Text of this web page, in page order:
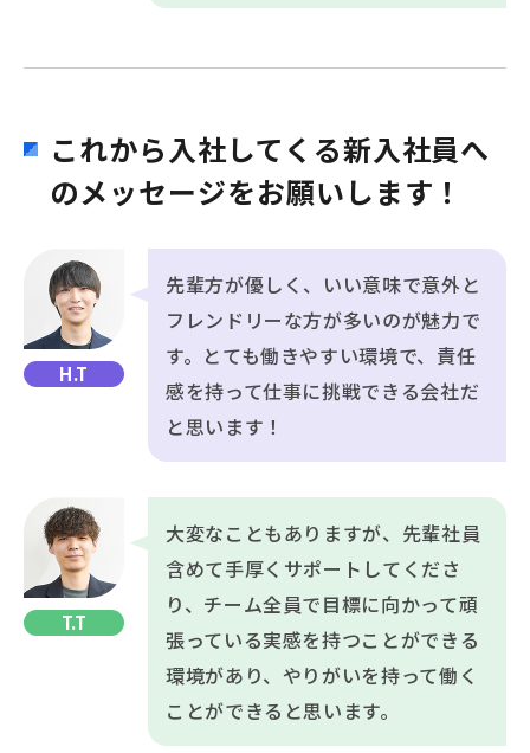
これから入社してくる新入社員へ
のメッセージをお願いします！
H.T
先輩方が優しく、いい意味で意外と
フレンドリーな方が多いのが魅力で
す。とても働きやすい環境で、責任
感を持って仕事に挑戦できる会社だ
と思います！
T.T
大変なこともありますが、先輩社員
含めて手厚くサポートしてくださ
り、チーム全員で目標に向かって頑
張っている実感を持つことができる
環境があり、やりがいを持って働く
ことができると思います。